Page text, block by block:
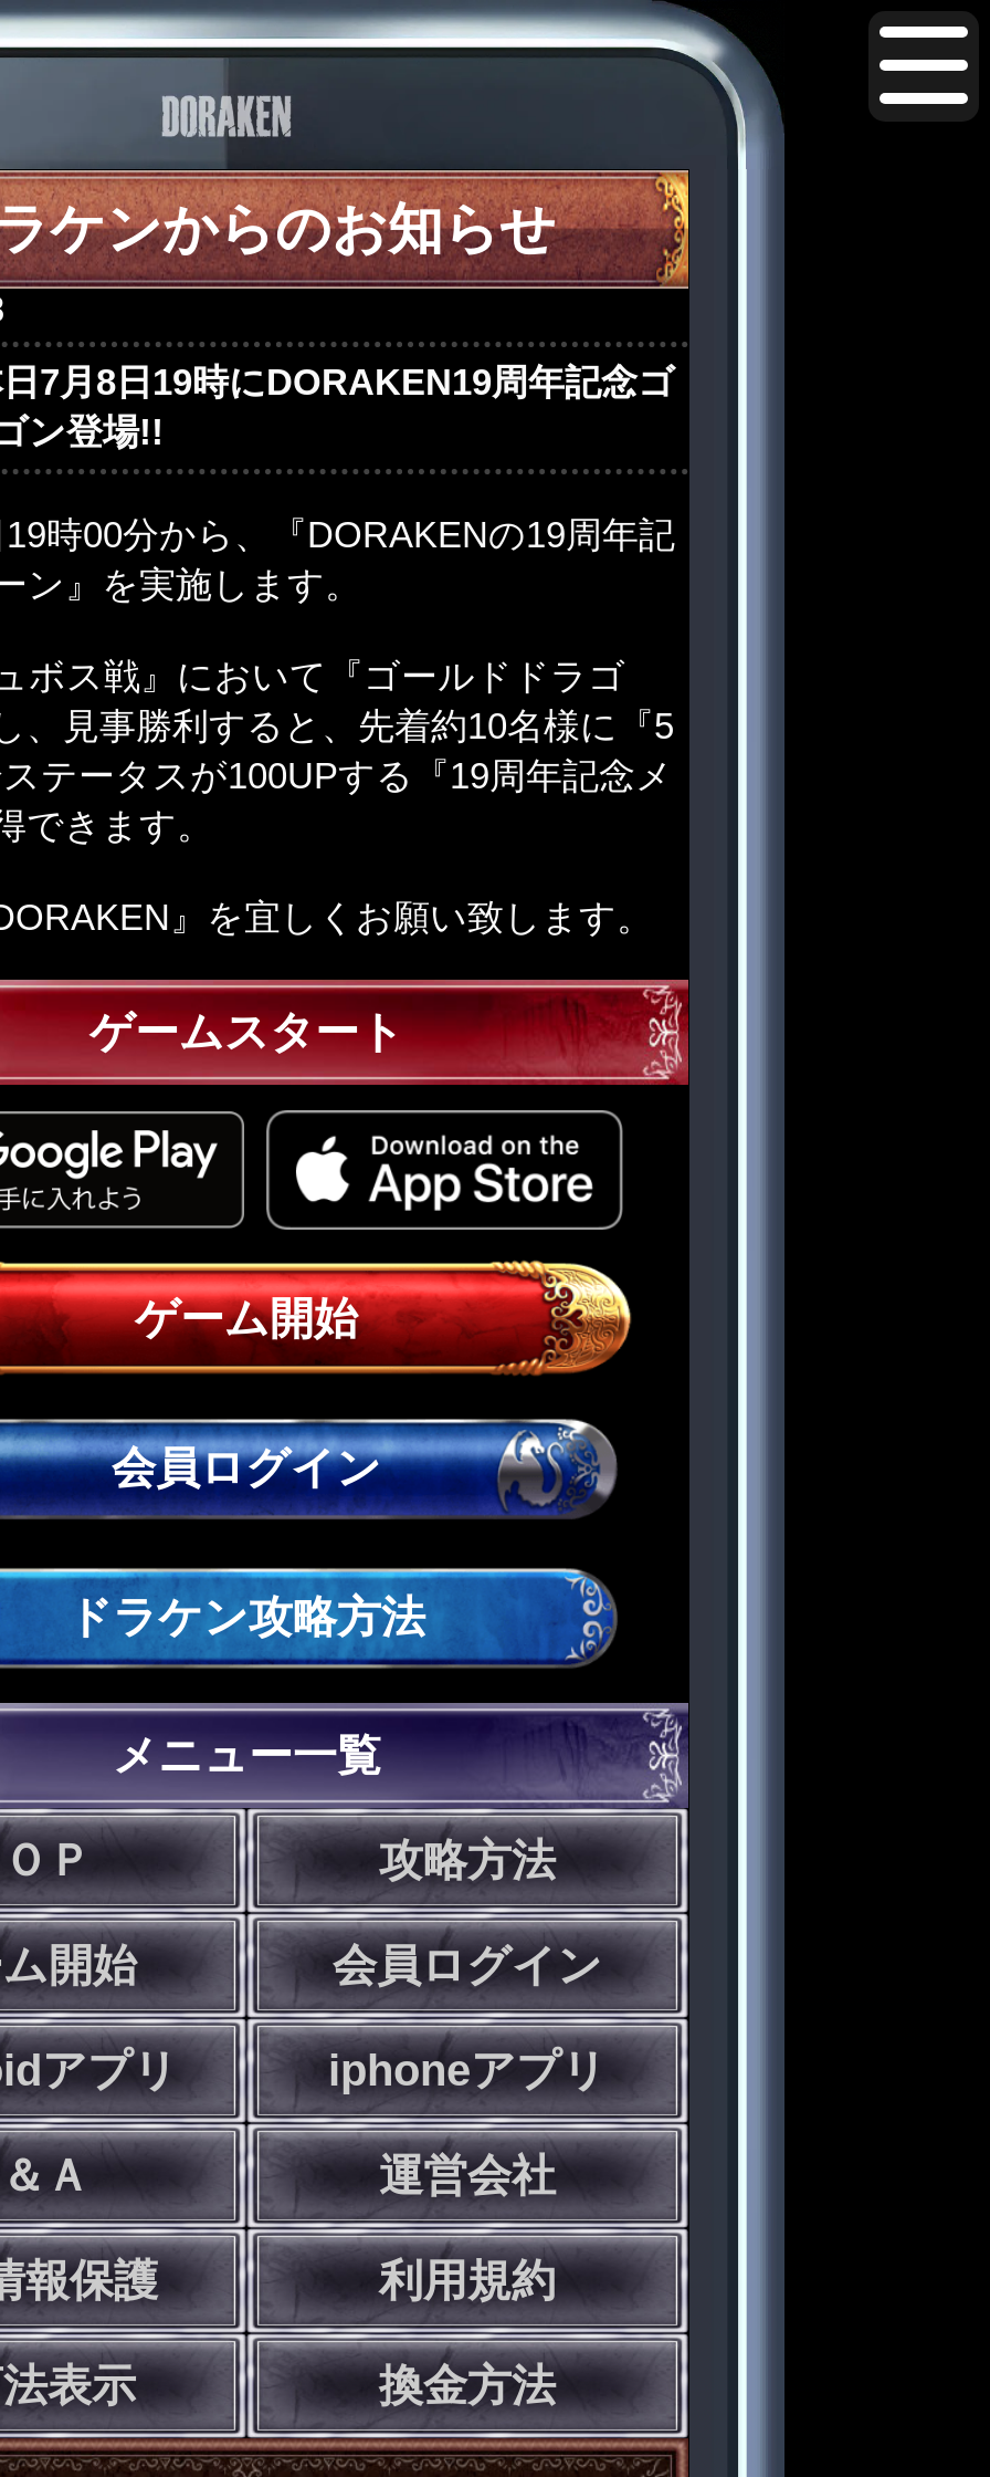
ケンからのお知らせ
7月8日19時にDORAKEN19周年記念ゴ
ン登場!!
時00分から、『DORAKENの19周年記
ン』を実施します。
ボス戦』において『ゴールドドラゴ
、見事勝利すると、先着約10名様に『5
テータスが100UPする『19周年記念メ
できます。
』を宜しくお願い致します。
ゲームスタート
ゲーム開始
会員ログイン
ドラケン攻略方法
メニュー一覧
Ｐ 攻略方法
開始 会員ログイン
アプリ iphoneアプリ
Ａ 運営会社
報保護 利用規約
表示 換金方法